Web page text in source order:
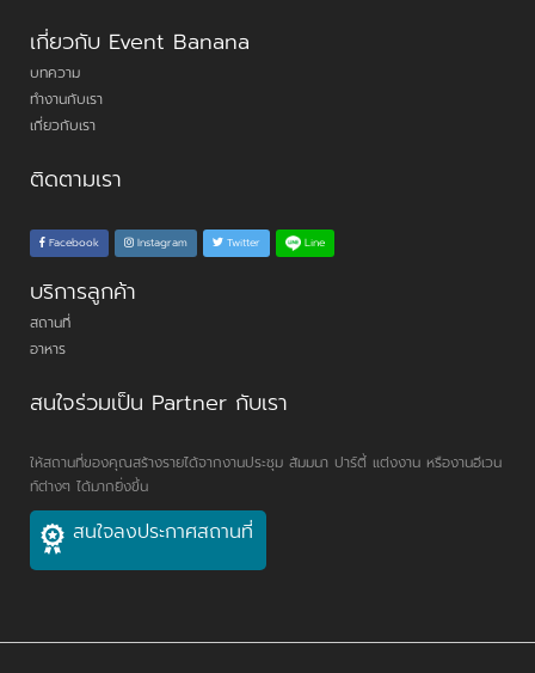
เกี่ยวกับ Event Banana
บทความ
ทำงานกับเรา
เกี่ยวกับเรา
ติดตามเรา
Facebook Instagram Twitter Line
บริการลูกค้า
สถานที่
อาหาร
สนใจร่วมเป็น Partner กับเรา
ให้สถานที่ของคุณสร้างรายได้จากงานประชุม สัมมนา ปาร์ตี้ แต่งงาน หรืองานอีเวน
ท์ต่างๆ ได้มากยิ่งขึ้น
สนใจลงประกาศสถานที่